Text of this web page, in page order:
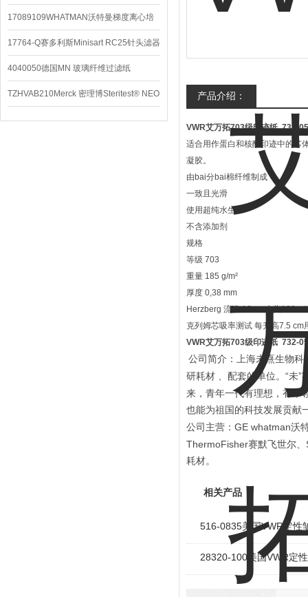
配件
17089109WHATMAN沃特曼梯度离心培
养基
17764-Q赛多利斯Minisart RC25针头滤器
4040050德国MN 玻璃纤维过滤纸
TZHVAB210Merck 密理博Steritest® NEO
设备
产品介绍：
VWR艾万拓703级印迹纸732-
适合用作蛋白和核酸印迹中的芯
凝胶。
由bai分bai棉纤维制成
一致且光滑
使用超纯水生产
不含添加剂
规格
等级 703
重量 185 g/m²
厚度 0,38 mm
Herzberg 流速 10 cm水头100
克列姆芯吸率测试 每升高7.5 cm
VWR艾万拓703级印迹纸 732-
公司简介：上海未熹生物科
研耗材 、配套的单位。 “未”
来，青年一代有理想，有本
也能为祖国的科技发展贡献
公司主营： GE whatman沃
ThermoFisher赛默飞世尔、
耗材。
相关产品
516-0835美国VWR定性
28320-100美国VWR定